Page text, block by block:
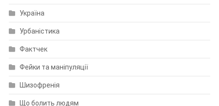
Україна
Урбаністика
Фактчек
Фейки та маніпуляції
Шизофренія
Що болить людям